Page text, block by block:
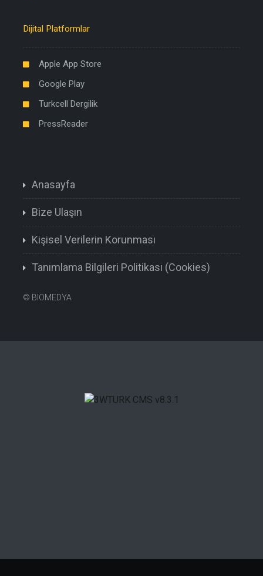
Dijital Platformlar
Apple App Store
Google Play
Turkcell Dergilik
PressReader
Anasayfa
Bize Ulaşın
Kişisel Verilerin Korunması
Tanımlama Bilgileri Politikası (Cookies)
© BIOMEDYA